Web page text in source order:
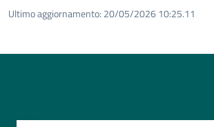
Ultimo aggiornamento: 20/05/2026 10:25.11